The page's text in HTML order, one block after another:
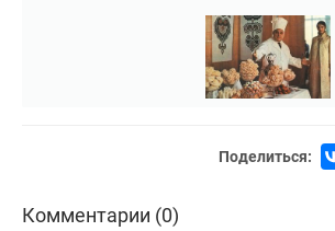
Поделиться:
Комментарии (0)